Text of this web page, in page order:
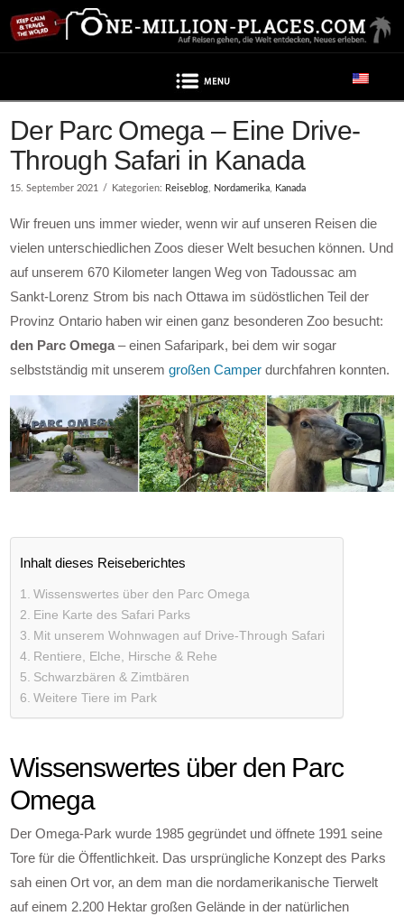
Der Parc Omega – Eine Drive-
Through Safari in Kanada
15. September 2021 Kategorien: Reiseblog, Nordamerika, Kanada
Wir freuen uns immer wieder, wenn wir auf unseren Reisen die
vielen unterschiedlichen Zoos dieser Welt besuchen können. Und
auf unserem 670 Kilometer langen Weg von Tadoussac am
Sankt-Lorenz Strom bis nach Ottawa im südöstlichen Teil der
Provinz Ontario haben wir einen ganz besonderen Zoo besucht:
den Parc Omega – einen Safaripark, bei dem wir sogar
selbstständig mit unseremgroßen Camper durchfahren konnten.
Inhalt dieses Reiseberichtes
Wissenswertes über den Parc Omega
Eine Karte des Safari Parks
Mit unserem Wohnwagen auf Drive-Through Safari
Rentiere, Elche, Hirsche & Rehe
Schwarzbären & Zimtbären
Weitere Tiere im Park
Wissenswertes über den Parc
Omega
Der Omega-Park wurde 1985 gegründet und öffnete 1991 seine
Tore für die Öffentlichkeit. Das ursprüngliche Konzept des Parks
sah einen Ort vor, an dem man die nordamerikanische Tierwelt
auf einem 2.200 Hektar großen Gelände in der natürlichen